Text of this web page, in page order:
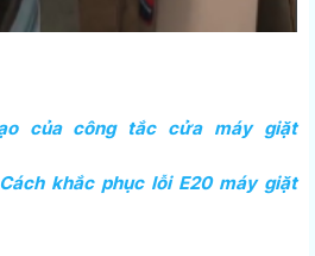
của công tắc cửa máy giặt
khắc phục lỗi E20 máy giặt